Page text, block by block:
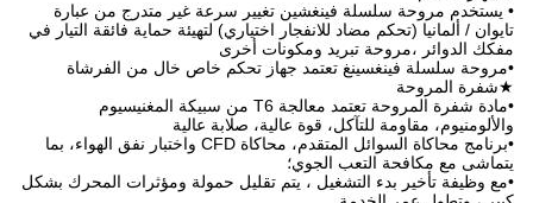
تغيير سرعة غير متدرج من عبارة
اختياري) لتهيئة حماية فائقة التيار في
أخرى
تحكم خاص خال من الفرشاة
•مادة شفرة المروحة تعتمد معالجة T6 من سبيكة المغنيسيوم
صلابة عالية
•برنامج محاكاة السوائل المتقدم، محاكاة CFD واختبار نفق الهواء، بما
تقليل حمولة ومؤثرات المحرك بشكل